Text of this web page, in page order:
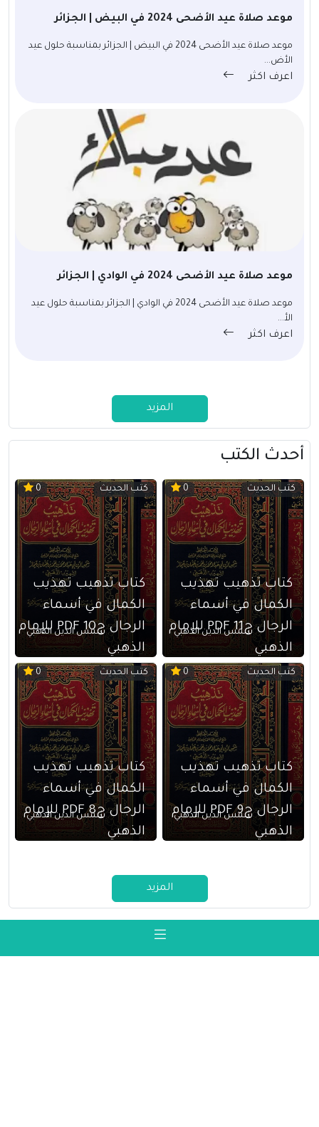
موعد صلاة عيد الأضحى 2024 في البيض | الجزائر
موعد صلاة عيد الأضحى 2024 في البيض | الجزائر بمناسبة حلول عيد
الأض...
اعرف اكثر
موعد صلاة عيد الأضحى 2024 في الوادي | الجزائر
موعد صلاة عيد الأضحى 2024 في الوادي | الجزائر بمناسبة حلول عيد
الأ...
اعرف اكثر
المزيد
أحدث الكتب
كتب الحديث 0
كتاب تذهيب تهذيب
الكمال في أسماء
الرجال ج11 PDF للإمام
الذهبي
شمس الدين الذهبي
كتب الحديث 0
كتاب تذهيب تهذيب
الكمال في أسماء
الرجال ج10 PDF للإمام
الذهبي
شمس الدين الذهبي
كتب الحديث 0
كتاب تذهيب تهذيب
الكمال في أسماء
الرجال ج9 PDF للإمام
الذهبي
شمس الدين الذهبي
كتب الحديث 0
كتاب تذهيب تهذيب
الكمال في أسماء
الرجال ج8 PDF للإمام
الذهبي
شمس الدين الذهبي
المزيد